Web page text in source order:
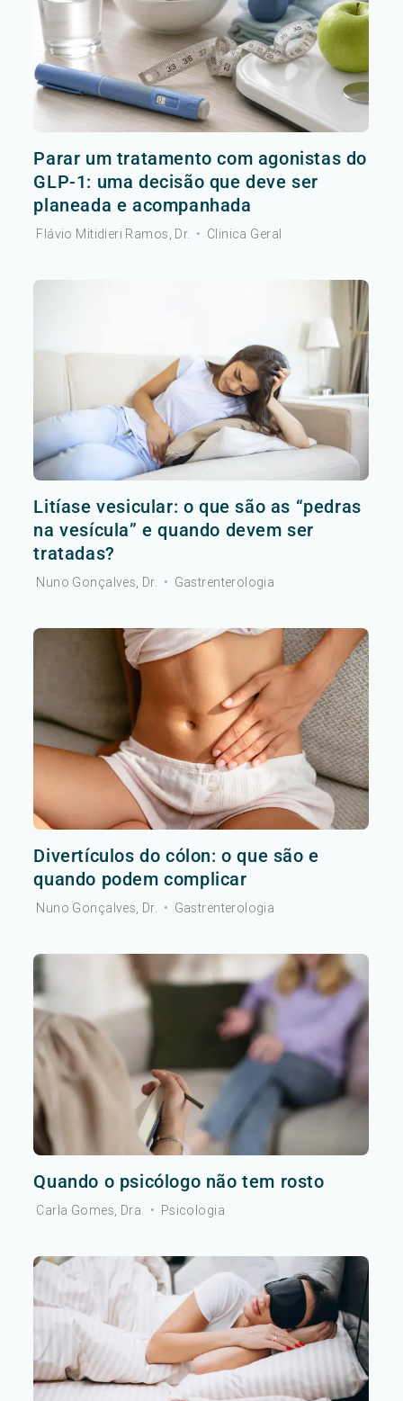
Parar um tratamento com agonistas do
GLP-1: uma decisão que deve ser
planeada e acompanhada
Flávio Mitidieri Ramos, Dr. • Clinica Geral
Litíase vesicular: o que são as “pedras
na vesícula” e quando devem ser
tratadas?
Nuno Gonçalves, Dr. • Gastrenterologia
Divertículos do cólon: o que são e
quando podem complicar
Nuno Gonçalves, Dr. • Gastrenterologia
Quando o psicólogo não tem rosto
Carla Gomes, Dra. • Psicologia